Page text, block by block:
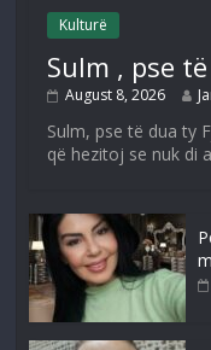
Kulturë
Sulm , pse
August 8, 2026
Sulm, pse të dua ty
që hezitoj se nuk di